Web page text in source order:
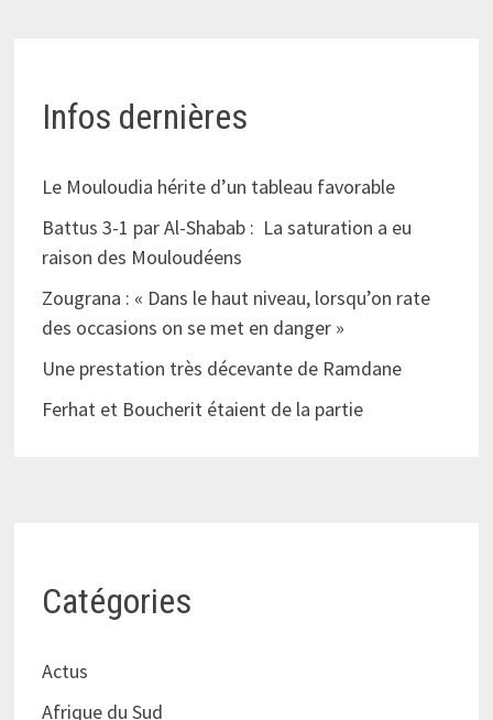
Infos dernières
Le Mouloudia hérite d’un tableau favorable
Battus 3-1 par Al-Shabab : La saturation a eu
raison des Mouloudéens
Zougrana : « Dans le haut niveau, lorsqu’on rate
des occasions on se met en danger »
Une prestation très décevante de Ramdane
Ferhat et Boucherit étaient de la partie
Catégories
Actus
Afrique du Sud